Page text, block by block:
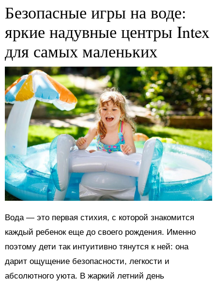
Безопасные игры на воде:
яркие надувные центры Intex
для самых маленьких
Вода — это первая стихия, с которой знакомится
каждый ребенок еще до своего рождения. Именно
поэтому дети так интуитивно тянутся к ней: она
дарит ощущение безопасности, легкости и
абсолютного уюта. В жаркий летний день